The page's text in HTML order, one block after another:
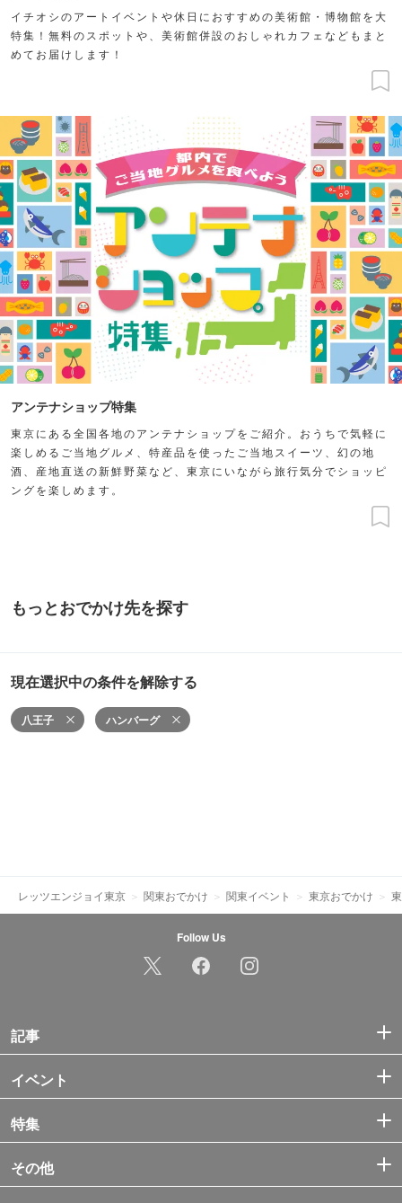
イチオシのアートイベントや休日におすすめの美術館・博物館を大
特集！無料のスポットや、美術館併設のおしゃれカフェなどもまと
めてお届けします！
アンテナショップ特集
東京にある全国各地のアンテナショップをご紹介。おうちで気軽に
楽しめるご当地グルメ、特産品を使ったご当地スイーツ、幻の地
酒、産地直送の新鮮野菜など、東京にいながら旅行気分でショッピ
ングを楽しめます。
もっとおでかけ先を探す
現在選択中の条件を解除する
八王子 ハンバーグ
レッツエンジョイ東京 関東おでかけ 関東イベント 東京おでかけ
Follow Us
記事
イベント
特集
その他